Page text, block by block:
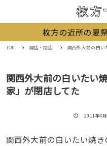
枚方の近所の夏
TOP 開店・閉店 関西外大前の白いた
関西外大前の白いたい
家」が閉店してた
投稿日
2011年4
関西外大前の白いたい焼き